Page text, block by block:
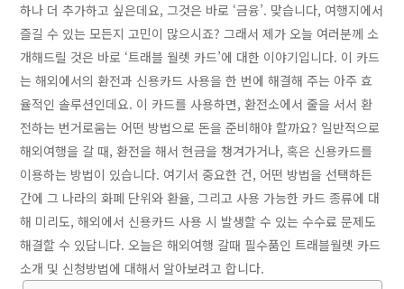
하나 더 추가하고 싶은데요, 그것은 바로 ‘금융’. 맞습니다, 여행지에서
즐길 수 있는 모든지 고민이 많으시죠? 그래서 제가 오늘 여러분께 소
개해드릴 것은 바로 ‘트래블 월렛 카드’에 대한 이야기입니다. 이 카드
는 해외에서의 환전과 신용카드 사용을 한 번에 해결해 주는 아주 효
율적인 솔루션인데요. 이 카드를 사용하면, 환전소에서 줄을 서서 환
전하는 번거로움는 어떤 방법으로 돈을 준비해야 할까요? 일반적으로
해외여행을 갈 때, 환전을 해서 현금을 챙겨가거나, 혹은 신용카드를
이용하는 방법이 있습니다. 여기서 중요한 건, 어떤 방법을 선택하든
간에 그 나라의 화폐 단위와 환율, 그리고 사용 가능한 카드 종류에 대
해 미리도, 해외에서 신용카드 사용 시 발생할 수 있는 수수료 문제도
해결할 수 있답니다. 오늘은 해외여행 갈때 필수품인 트래블월렛 카드
소개 및 신청방법에 대해서 알아보려고 합니다.